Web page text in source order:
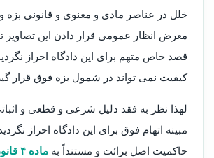
خلل در عناصر مادی و معنوی و قانونی بزه و
معرض انظار عمومی قرار دادن این
قصد خاص متهم برای این دادگاه احراز
کیفیت نمی تواند در شمول بزه فوق قرار
لهذا نظر به فقد دلیل شرعی و قطعی و
مبینه اتهام فوق برای این دادگاه احراز
حاکمیت اصل برائت و مستنداً به
ماده